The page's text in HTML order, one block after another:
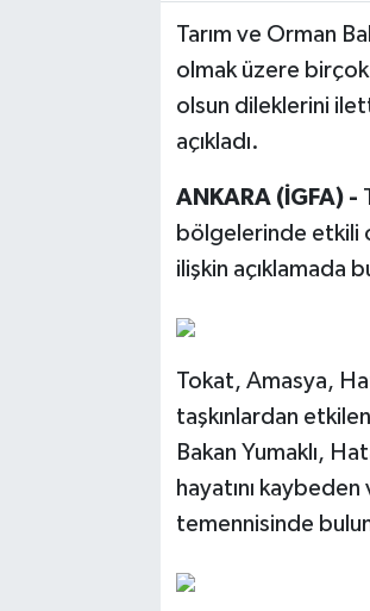
Tarım ve Orman
olmak üzere birçok
olsun dileklerini
açıkladı.
ANKARA (İGFA) -
bölgelerinde etkili
ilişkin açıklamada
Tokat, Amasya,
taşkınlardan
Bakan Yumaklı,
hayatını
temennisinde